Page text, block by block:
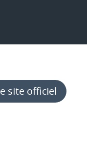
site officiel